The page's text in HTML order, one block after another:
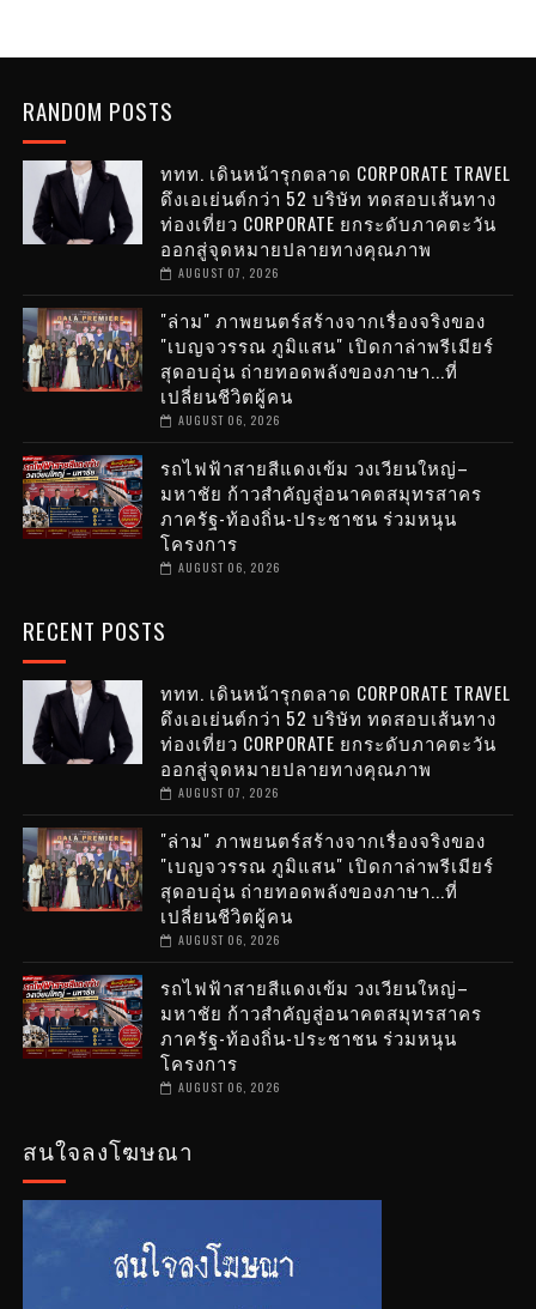
RANDOM POSTS
ททท. เดินหน้ารุกตลาด CORPORATE TRAVEL
ดึงเอเย่นต์กว่า 52 บริษัท ทดสอบเส้นทาง
ท่องเที่ยว CORPORATE ยกระดับภาคตะวัน
ออกสู่จุดหมายปลายทางคุณภาพ
AUGUST 07, 2026
"ล่าม" ภาพยนตร์สร้างจากเรื่องจริงของ
"เบญจวรรณ ภูมิแสน" เปิดกาล่าพรีเมียร์
สุดอบอุ่น ถ่ายทอดพลังของภาษา...ที่
เปลี่ยนชีวิตผู้คน
AUGUST 06, 2026
รถไฟฟ้าสายสีแดงเข้ม วงเวียนใหญ่–
มหาชัย ก้าวสำคัญสู่อนาคตสมุทรสาคร
ภาครัฐ-ท้องถิ่น-ประชาชน ร่วมหนุน
โครงการ
AUGUST 06, 2026
RECENT POSTS
ททท. เดินหน้ารุกตลาด CORPORATE TRAVEL
ดึงเอเย่นต์กว่า 52 บริษัท ทดสอบเส้นทาง
ท่องเที่ยว CORPORATE ยกระดับภาคตะวัน
ออกสู่จุดหมายปลายทางคุณภาพ
AUGUST 07, 2026
"ล่าม" ภาพยนตร์สร้างจากเรื่องจริงของ
"เบญจวรรณ ภูมิแสน" เปิดกาล่าพรีเมียร์
สุดอบอุ่น ถ่ายทอดพลังของภาษา...ที่
เปลี่ยนชีวิตผู้คน
AUGUST 06, 2026
รถไฟฟ้าสายสีแดงเข้ม วงเวียนใหญ่–
มหาชัย ก้าวสำคัญสู่อนาคตสมุทรสาคร
ภาครัฐ-ท้องถิ่น-ประชาชน ร่วมหนุน
โครงการ
AUGUST 06, 2026
สนใจลงโฆษณา